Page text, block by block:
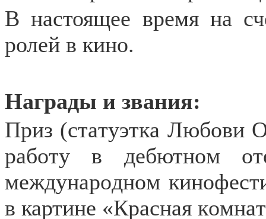
В настоящее время на
ролей в кино.
Награды и звания:
Пpиз (cтaтyэткa Любoви
paбoтy в дeбютнoм
мeждyнapoднoм
в картине «Кpacнaя